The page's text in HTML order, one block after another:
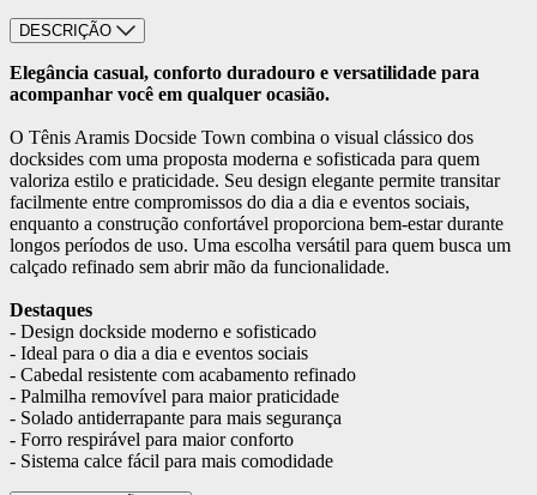
DESCRIÇÃO
Elegância casual, conforto duradouro e versatilidade para
acompanhar você em qualquer ocasião.
O Tênis Aramis Docside Town combina o visual clássico dos
docksides com uma proposta moderna e sofisticada para quem
valoriza estilo e praticidade. Seu design elegante permite transitar
facilmente entre compromissos do dia a dia e eventos sociais,
enquanto a construção confortável proporciona bem-estar durante
longos períodos de uso. Uma escolha versátil para quem busca um
calçado refinado sem abrir mão da funcionalidade.
Destaques
- Design dockside moderno e sofisticado
- Ideal para o dia a dia e eventos sociais
- Cabedal resistente com acabamento refinado
- Palmilha removível para maior praticidade
- Solado antiderrapante para mais segurança
- Forro respirável para maior conforto
- Sistema calce fácil para mais comodidade